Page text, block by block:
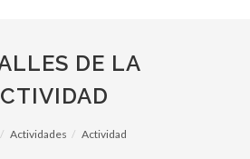
DE LA
Actividades Actividad